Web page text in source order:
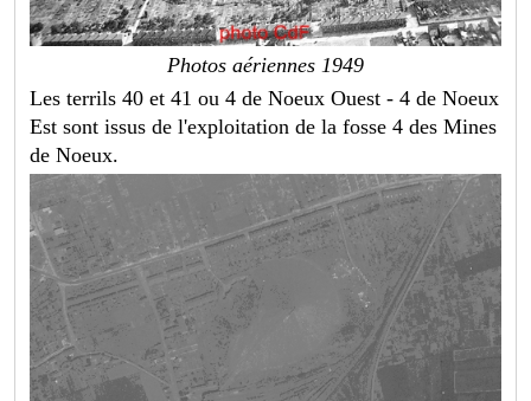
Photos aériennes 1949
Les terrils 40 et 41 ou 4 de Noeux Ouest - 4 de Noeux
Est sont issus de l'exploitation de la fosse 4 des Mines
de Noeux.